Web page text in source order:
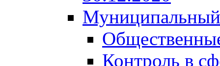
Муниципальный
Контроль в